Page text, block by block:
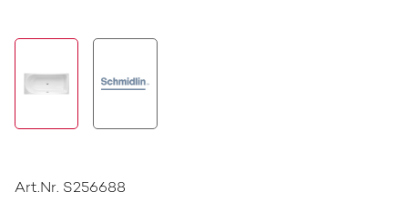
Art.Nr. S256688